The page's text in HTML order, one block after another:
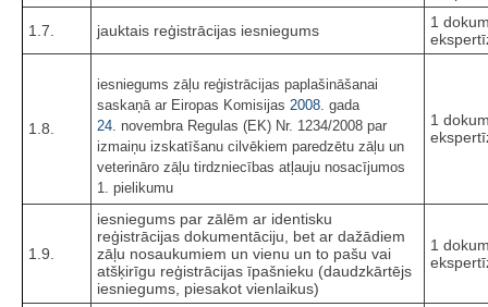
1.7. jauktais reģistrācijas iesniegums
1
1.8.
iesniegums zāļu reģistrācijas paplašināšanai
saskaņā ar Eiropas Komisijas 2008. gada
24. novembra Regulas (EK) Nr. 1234/2008 par
izmaiņu izskatīšanu cilvēkiem paredzētu zāļu un
veterināro zāļu tirdzniecības atļauju nosacījumos
1. pielikumu
1
1.9.
iesniegums par zālēm ar identisku
reģistrācijas dokumentāciju, bet ar dažādiem
zāļu nosaukumiem un vienu un to pašu vai
atšķirīgu reģistrācijas īpašnieku (daudzkārtējs
iesniegums, piesakot vienlaikus)
1